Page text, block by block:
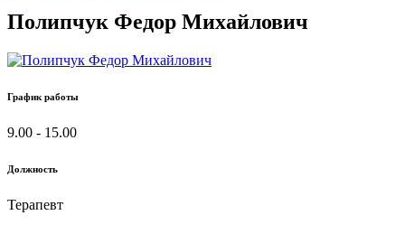
Полипчук Федор Михайлович
График работы
9.00 - 15.00
Должность
Терапевт